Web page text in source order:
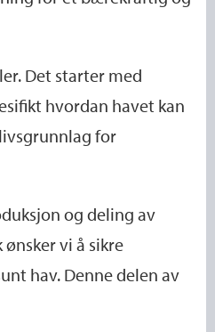
Det starter med
hvordan havet kan
for
og deling av
vi å sikre
hav. Denne delen av